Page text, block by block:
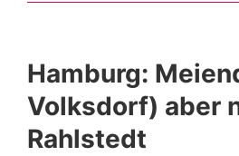
Hamburg:
Volksdorf) aber
Rahlstedt